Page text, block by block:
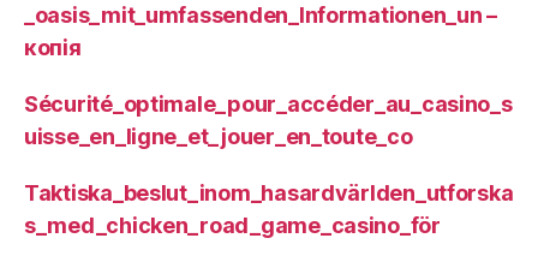
_oasis_mit_umfassenden_Informationen_un –
копія
Sécurité_optimale_pour_accéder_au_casino_s
uisse_en_ligne_et_jouer_en_toute_co
Taktiska_beslut_inom_hasardvärlden_utforska
s_med_chicken_road_game_casino_för